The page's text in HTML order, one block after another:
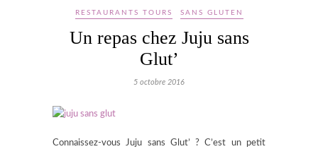
RESTAURANTS TOURS SANS GLUTEN
Un repas chez Juju sans
Glut’
5 octobre 2016
Connaissez-vous Juju sans Glut’ ? C’est un petit